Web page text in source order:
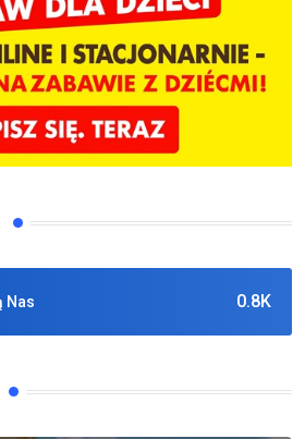
0.8K
Nas